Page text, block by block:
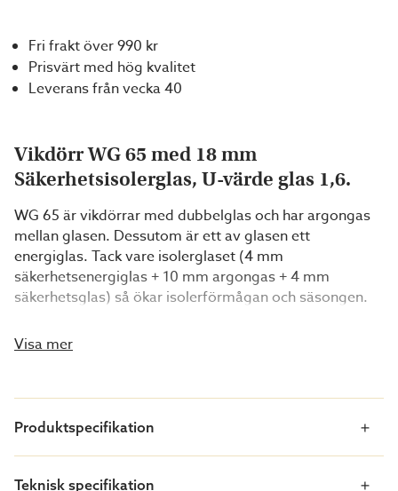
Fri frakt över 990 kr
Prisvärt med hög kvalitet
Leverans från vecka 40
Vikdörr WG 65 med 18 mm
Säkerhetsisolerglas, U-värde glas 1,6.
WG 65 är vikdörrar med dubbelglas och har argongas
mellan glasen. Dessutom är ett av glasen ett
energiglas. Tack vare isolerglaset (4 mm
säkerhetsenergiglas + 10 mm argongas + 4 mm
säkerhetsglas) så ökar isolerförmågan och säsongen.
vår till sen höst då den lämpar sig väl för tillfällig
(sett utifrån), önskar du att dörrarna samlas till vänster
beställer du ett vänsterhängt parti.
Visa mer
Produktspecifikation
Teknisk specifikation